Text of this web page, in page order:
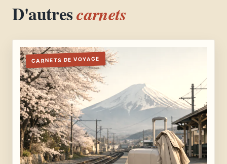
D'autrescarnets
CARNETS DE VOYAGE